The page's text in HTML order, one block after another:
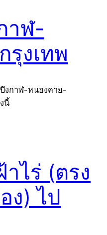
าฬ-
งเทพ
งกาฬ-หนองคาย-
นี้
ไร่ (ตรง
ง) ไป